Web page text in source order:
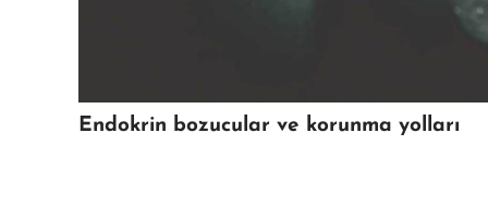
Endokrin bozucular ve korunma yolları